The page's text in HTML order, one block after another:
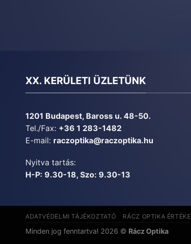
XX. KERÜLETI ÜZLETÜNK
1201 Budapest, Baross u. 48-50.
Tel./Fax: +36 1 283-1482
E-mail: raczoptika@raczoptika.hu
Nyitva tartás:
H-P: 9.30-18, Szo: 9.30-13
ADATVÉDELMI TÁJÉKOZTATÓ RÁCZ OPTIKA
Minden jog fenntartva! 2026 © Rácz Optika